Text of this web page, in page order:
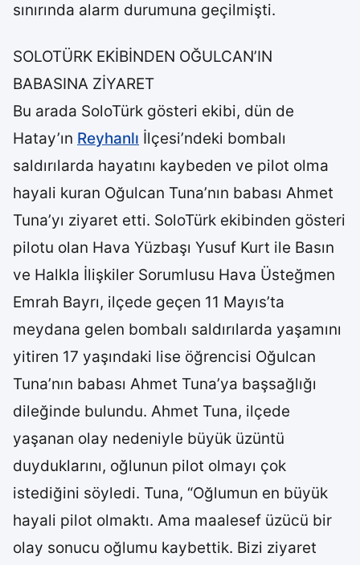
sınırında alarm durumuna geçilmişti.
SOLOTÜRK EKİBİNDEN OĞULCAN’IN
BABASINA ZİYARET
Bu arada SoloTürk gösteri ekibi, dün de
Hatay’ın Reyhanlı İlçesi’ndeki bombalı
saldırılarda hayatını kaybeden ve pilot olma
hayali kuran Oğulcan Tuna’nın babası Ahmet
Tuna’yı ziyaret etti. SoloTürk ekibinden gösteri
pilotu olan Hava Yüzbaşı Yusuf Kurt ile Basın
ve Halkla İlişkiler Sorumlusu Hava Üsteğmen
Emrah Bayrı, ilçede geçen 11 Mayıs’ta
meydana gelen bombalı saldırılarda yaşamını
yitiren 17 yaşındaki lise öğrencisi Oğulcan
Tuna’nın babası Ahmet Tuna’ya başsağlığı
dileğinde bulundu. Ahmet Tuna, ilçede
yaşanan olay nedeniyle büyük üzüntü
duyduklarını, oğlunun pilot olmayı çok
istediğini söyledi. Tuna, “Oğlumun en büyük
hayali pilot olmaktı. Ama maalesef üzücü bir
olay sonucu oğlumu kaybettik. Bizi ziyaret